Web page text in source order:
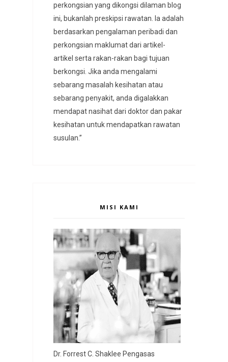
perkongsian yang dikongsi dilaman blog
ini, bukanlah preskipsi rawatan. Ia adalah
berdasarkan pengalaman peribadi dan
perkongsian maklumat dari artikel-
artikel serta rakan-rakan bagi tujuan
berkongsi. Jika anda mengalami
sebarang masalah kesihatan atau
sebarang penyakit, anda digalakkan
mendapat nasihat dari doktor dan pakar
kesihatan untuk mendapatkan rawatan
susulan.”
MISI KAMI
Dr. Forrest C. Shaklee Pengasas